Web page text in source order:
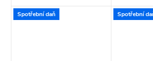
hlavně výrazných chutí,
které mají dlouhotrvající
a
o chladivou
Spotřební daň Spotřební